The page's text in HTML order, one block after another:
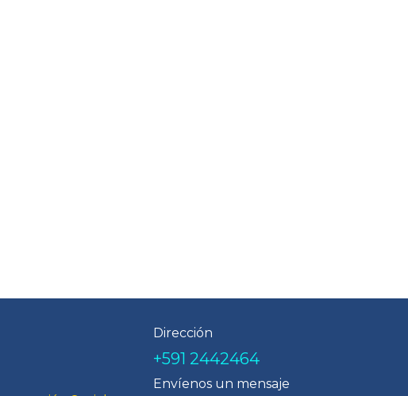
Dirección
+591 2442464
Envíenos un mensaje